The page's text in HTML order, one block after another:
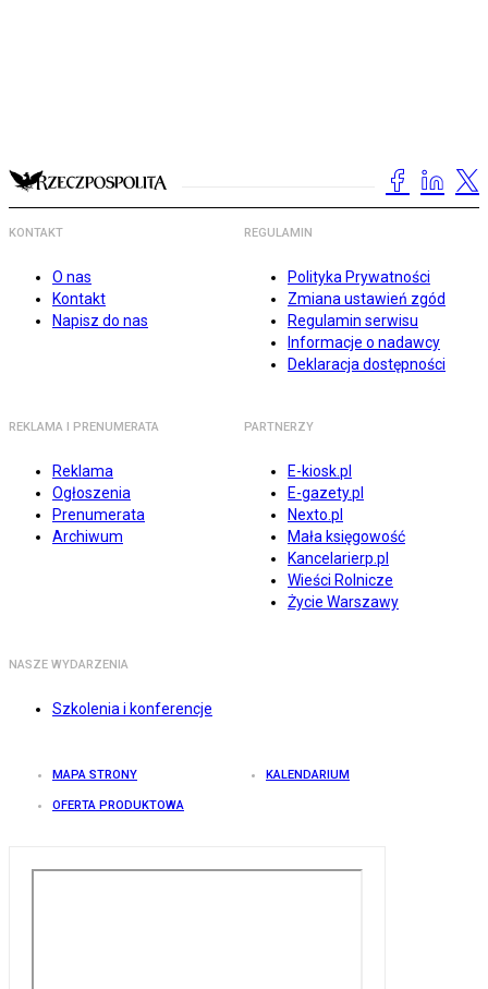
KONTAKT
O nas
Kontakt
Napisz do nas
REGULAMIN
Polityka Prywatności
Zmiana ustawień zgód
Regulamin serwisu
Informacje o nadawcy
Deklaracja dostępności
REKLAMA I PRENUMERATA
Reklama
Ogłoszenia
Prenumerata
Archiwum
PARTNERZY
E-kiosk.pl
E-gazety.pl
Nexto.pl
Mała księgowość
Kancelarierp.pl
Wieści Rolnicze
Życie Warszawy
NASZE WYDARZENIA
Szkolenia i konferencje
MAPA STRONY KALENDARIUM
OFERTA PRODUKTOWA